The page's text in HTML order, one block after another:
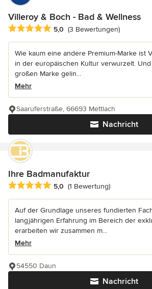
Villeroy & Boch - Bad & Wellness
Durchschnittliche Bewertung: 5 von 5
5,0 (3 Bewertungen)
Wie kaum eine andere Premium-Marke ist
in der europäischen Kultur verwurzelt.
großen Marke gelin...
Mehr
Nachricht
Saaruferstraße, 66693 Mettlach
Ihre Badmanufaktur
Durchschnittliche Bewertung: 5 von 5
5,0 (1 Bewertung)
Auf der Grundlage unseres fundierten
langjährigen Erfahrung im Bereich der
erarbeiten wir zusammen m...
Mehr
Nachricht
54550 Daun